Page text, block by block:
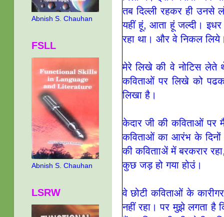
तब दिल्‍ली रहकर ही उनसे
यहीं हूं, आता हूं जल्‍दी।
रहा था। और वे निकल
मेरे लिखे की वे नोटिस लेते
कविताओं पर लिखे को
लिखा है।
केदार जी की कविताओं पर
कविताओं का आरंभ के
की कवितााअें में बरकरार
कुछ जड़ हो गया होउं।
वे छोटी कविताओं के
नहीं रहा। पर मुझे लगता है
Abnish S. Chauhan
FSLL
Abnish S. Chauhan
LSRW